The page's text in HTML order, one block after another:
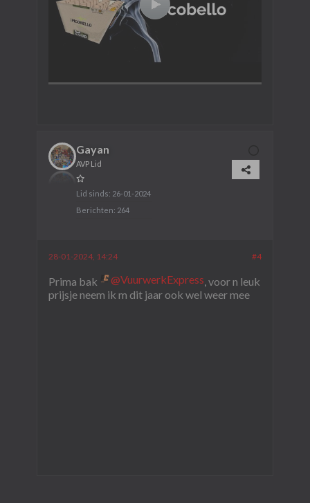
Gayan
AVP Lid
Lid sinds: 26-01-2024
Berichten: 264
#4
28-01-2024, 14:24
Prima bak VuurwerkExpress, voor n leuk
prijsje neem ik m dit jaar ook wel weer mee